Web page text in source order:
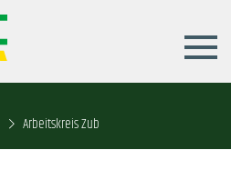
Arbeitskreis Zub